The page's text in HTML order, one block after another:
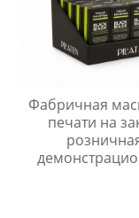
Фабричная
печати на